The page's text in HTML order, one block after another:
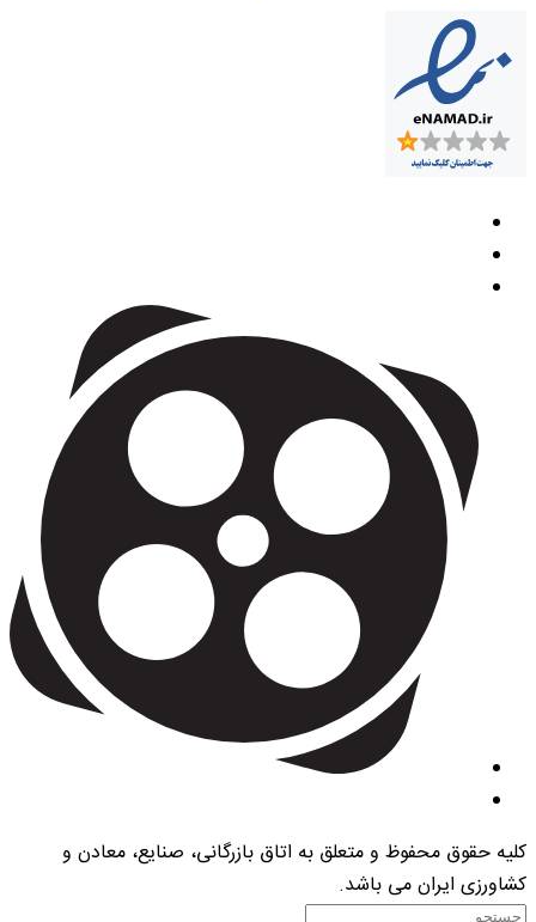
کلیه حقوق محفوظ و متعلق به اتاق بازرگانی، صنایع، معادن و
کشاورزی ایران می باشد.